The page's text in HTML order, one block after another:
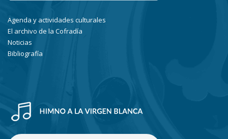
Agenda y actividades culturales
El archivo de la Cofradía
Noticias
Bibliografía